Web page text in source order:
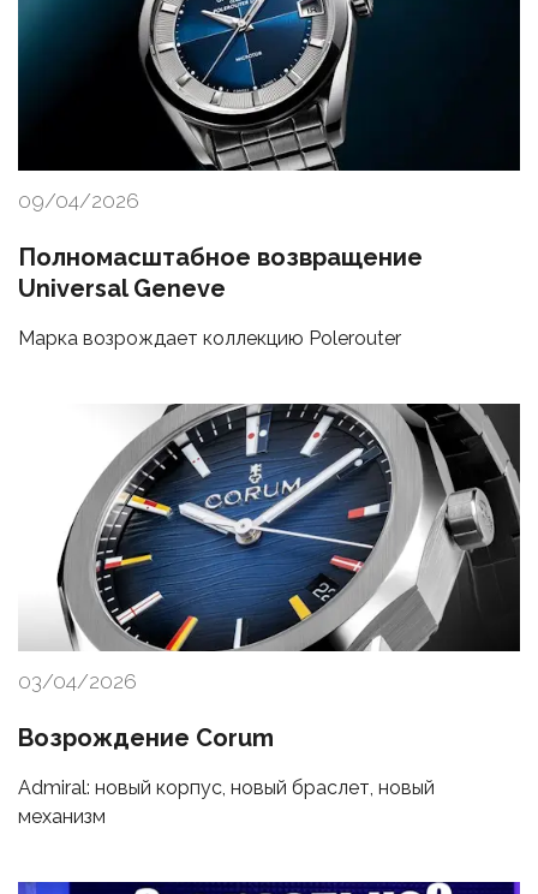
09/04/2026
Полномасштабное возвращение
Universal Geneve
Марка возрождает коллекцию Polerouter
03/04/2026
Возрождение Corum
Admiral: новый корпус, новый браслет, новый
механизм